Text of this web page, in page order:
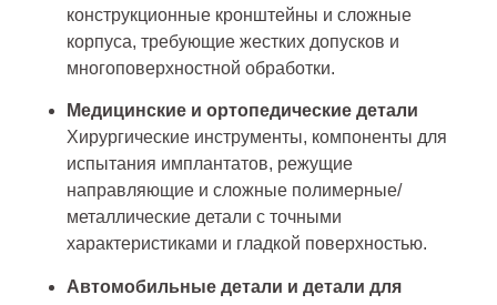
конструкционные кронштейны и сложные
корпуса, требующие жестких допусков и
многоповерхностной обработки.
Медицинские и ортопедические детали
Хирургические инструменты, компоненты для
испытания имплантатов, режущие
направляющие и сложные полимерные/
металлические детали с точными
характеристиками и гладкой поверхностью.
Автомобильные детали и детали для